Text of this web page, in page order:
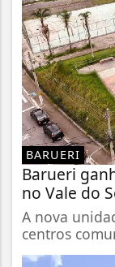
BARUERI
Barueri
no Vale do
A nova
centros